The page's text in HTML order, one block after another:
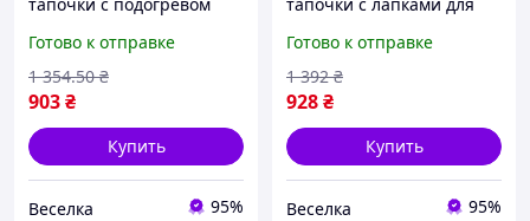
38 уютные мягкие
комфортные FLAME
Готово к отправке
903₴
1 354.50 ₴
Купить
Веселка 95%
мягкого плюша FLAME
Готово к отправке
928₴
1 392 ₴
Купить
Веселка 95%